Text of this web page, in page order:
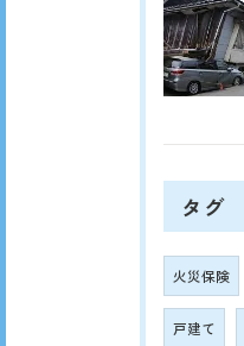
タグ
火災保険
戸建て